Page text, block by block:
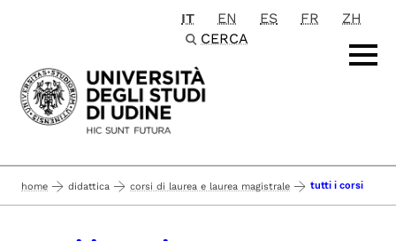
Passa al contenuto principale
IT EN ES FR
ZH
CERCA
home didattica corsi di laurea e laurea magistrale tutti i corsi